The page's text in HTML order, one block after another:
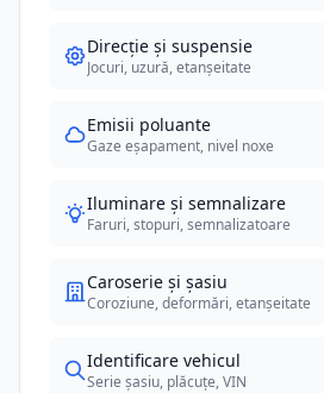
Direcție și suspensie
Jocuri, uzură, etanșeitate
Emisii poluante
Gaze eșapament, nivel noxe
Iluminare și semnalizare
Faruri, stopuri, semnalizatoare
Caroserie și șasiu
Coroziune, deformări, etanșeitate
Identificare vehicul
Serie șasiu, plăcuțe, VIN